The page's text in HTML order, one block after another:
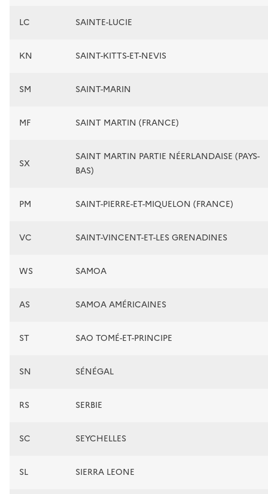
LC SAINTE-LUCIE
KN SAINT-KITTS-ET-NEVIS
SM SAINT-MARIN
MF SAINT MARTIN (FRANCE)
SX
SAINT MARTIN PARTIE NÉERLANDAISE (PAYS-
BAS)
PM SAINT-PIERRE-ET-MIQUELON (FRANCE)
VC SAINT-VINCENT-ET-LES GRENADINES
WS SAMOA
AS SAMOA AMÉRICAINES
ST SAO TOMÉ-ET-PRINCIPE
SN SÉNÉGAL
RS SERBIE
SC SEYCHELLES
SL SIERRA LEONE